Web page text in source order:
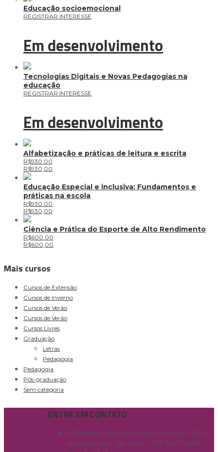
Educação socioemocional
REGISTRAR INTERESSE
Em desenvolvimento
Tecnologias Digitais e Novas Pedagogias na
educação
REGISTRAR INTERESSE
Em desenvolvimento
Alfabetização e práticas de leitura e escrita
R$930.00
R$930,00
Educação Especial e inclusiva: Fundamentos e
práticas na escola
R$930.00
R$930,00
Ciência e Prática do Esporte de Alto Rendimento
R$600.00
R$600,00
Mais cursos
Cursos de Extensão
Cursos de Inverno
Cursos de Verão
Cursos de Verão
Cursos Livres
Graduação
Letras
Pedagogia
Pedagogia
Pós-graduação
Sem categoria
ENTRE EM CONTATO
R. Mairinque, 256 (acesso pela entrada nº 210) –
Vila Clementino, São Paulo – CEP: 04037-020